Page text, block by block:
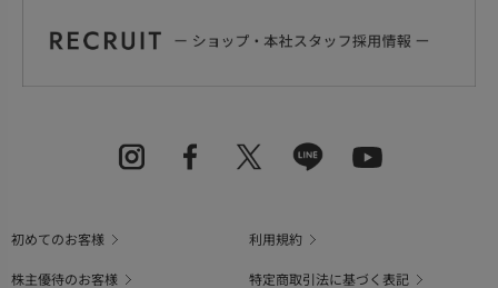
初めてのお客様
利用規約
株主優待のお客様
特定商取引法に基づく表記